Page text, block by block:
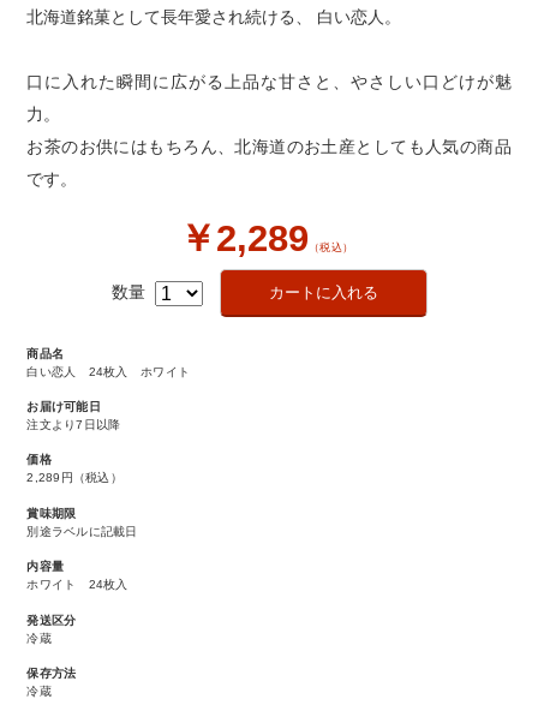
北海道銘菓として長年愛され続ける、 白い恋人。
口に入れた瞬間に広がる上品な甘さと、やさしい口どけが魅
力。
お茶のお供にはもちろん、北海道のお土産としても人気の商品
です。
￥2,289 （税込）
数量
商品名
白い恋人 24枚入 ホワイト
お届け可能日
注文より7日以降
価格
2,289円
（税込）
賞味期限
別途ラベルに記載日
内容量
ホワイト 24枚入
発送区分
冷蔵
保存方法
冷蔵